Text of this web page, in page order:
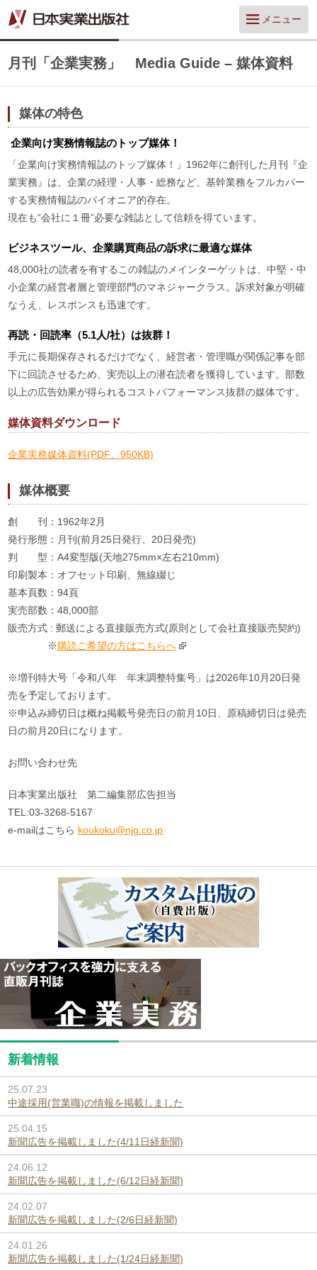
メニュー
月刊「企業実務」 Media Guide – 媒体資料
媒体の特色
企業向け実務情報誌のトップ媒体！
「企業向け実務情報誌のトップ媒体！」1962年に創刊した月刊『企
業実務』は、企業の経理・人事・総務など、基幹業務をフルカバー
する実務情報誌のパイオニア的存在。
現在も“会社に１冊”必要な雑誌として信頼を得ています。
ビジネスツール、企業購買商品の訴求に最適な媒体
48,000社の読者を有するこの雑誌のメインターゲットは、中堅・中
小企業の経営者層と管理部門のマネジャークラス。訴求対象が明確
なうえ、レスポンスも迅速です。
再読・回読率（5.1人/社）は抜群！
手元に長期保存されるだけでなく、経営者・管理職が関係記事を部
下に回読させるため、実売以上の潜在読者を獲得しています。部数
以上の広告効果が得られるコストパフォーマンス抜群の媒体です。
媒体資料ダウンロード
企業実務媒体資料(PDF、950KB)
媒体概要
創 刊：1962年2月
発行形態：月刊(前月25日発行、20日発売)
判 型：A4変型版(天地275mm×左右210mm)
印刷製本：オフセット印刷、無線綴じ
基本頁数：94頁
実売部数：48,000部
販売方式 : 郵送による直接販売方式(原則として会社直接販売契約)
※購読ご希望の方はこちらへ
※増刊特大号「令和八年 年末調整特集号」は2026年10月20日発
売を予定しております。
※申込み締切日は概ね掲載号発売日の前月10日、原稿締切日は発売
日の前月20日になります。
お問い合わせ先
日本実業出版社 第二編集部広告担当
TEL:03-3268-5167
e-mailはこちら koukoku@njg.co.jp
新着情報
25.07.23
中途採用(営業職)の情報を掲載しました
25.04.15
新聞広告を掲載しました(4/11日経新聞)
24.06.12
新聞広告を掲載しました(6/12日経新聞)
24.02.07
新聞広告を掲載しました(2/6日経新聞)
24.01.26
新聞広告を掲載しました(1/24日経新聞)